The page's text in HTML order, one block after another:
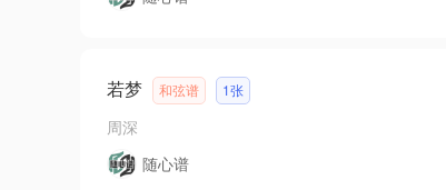
若梦 和弦谱 1张
周深
随心谱